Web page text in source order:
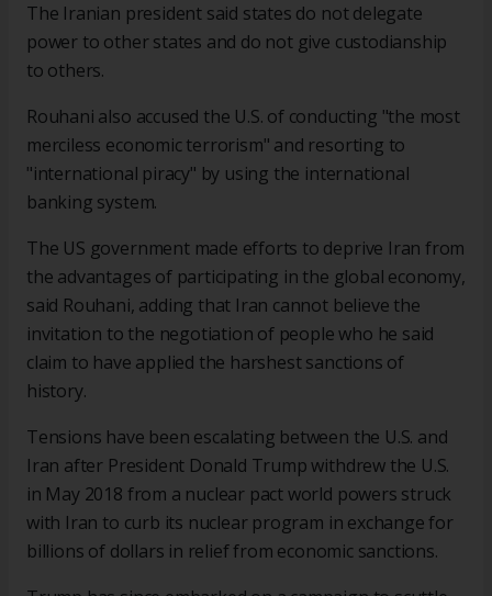
The Iranian president said states do not delegate
power to other states and do not give custodianship
to others.
Rouhani also accused the U.S. of conducting "the most
merciless economic terrorism" and resorting to
"international piracy" by using the international
banking system.
The US government made efforts to deprive Iran from
the advantages of participating in the global economy,
said Rouhani, adding that Iran cannot believe the
invitation to the negotiation of people who he said
claim to have applied the harshest sanctions of
history.
Tensions have been escalating between the U.S. and
Iran after President Donald Trump withdrew the U.S.
in May 2018 from a nuclear pact world powers struck
with Iran to curb its nuclear program in exchange for
billions of dollars in relief from economic sanctions.